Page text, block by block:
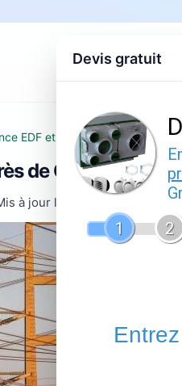
Accueil Devis
EDF et comprendre ses offres
de Onet le
à jour le
Vous
Les
Devis gratuit